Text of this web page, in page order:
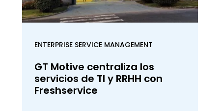
ENTERPRISE SERVICE MANAGEMENT
GT Motive centraliza los
servicios de TI y RRHH con
Freshservice